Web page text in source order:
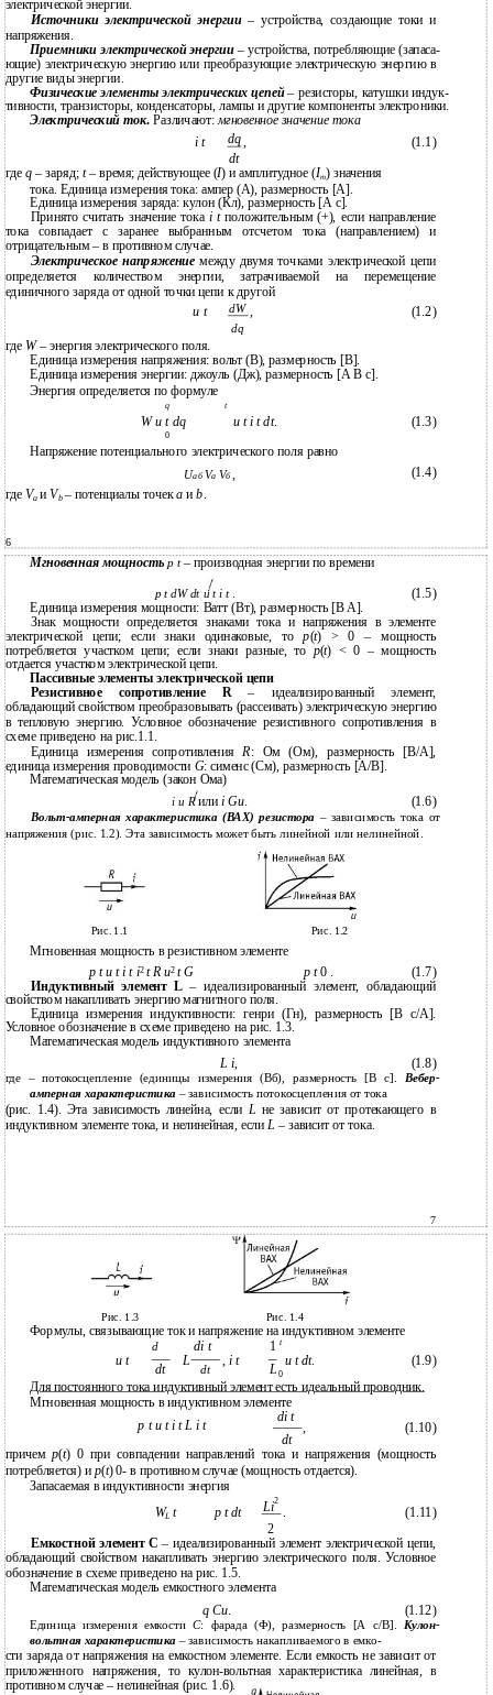
электрической энергии.
Источники электрической энергии– устройства, создающие токи и
напряжения.
Приемники электрической энергии – устройства, потребляющие (запаса-
ющие) электрическую энергию или преобразующие электрическую энергию в
другие виды энергии.
Физические элементы электрических цепей– резисторы, катушки индук-
тивности, транзисторы, конденсаторы, лампы и другие компоненты электроники.
Электрический ток.Различают:мгновенное значение тока
i t
dq,
(1.1)
dt
где q– заряд; t– время; действующее (I) и амплитудное (Im) значения
тока. Единица измерения тока: ампер (А), размерность [А].
Единица измерения заряда: кулон (Кл), размерность [А с].
Принято считать значение тока i tположительным (+), если направление
тока совпадает с заранее выбранным отсчетом тока (направлением) и
отрицательным – в противном случае.
Электрическое напряжениемежду двумя точками электрической цепи
определяется количеством энергии, затрачиваемой на перемещение
единичного заряда от одной точки цепи к другой
u t dW , (1.2)
dq
где W– энергия электрического поля.
Единица измерения напряжения: вольт (В), размерность [В].
Единица измерения энергии: джоуль (Дж), размерность [А B c].
Энергия определяется по формуле
q t
W u t dq u t i t dt. (1.3)
0
Напряжение потенциального электрического поля равно
Uaб Va Vб,
(1.4)
где VaиVb – потенциалы точекaиb.
6
Мгновенная мощностьp t– производная энергии по времени
p t dW dt u t i t . (1.5)
Единица измерения мощности: Ватт (Вт), размерность [B A].
Знак мощности определяется знаками тока и напряжения в элементе
электрической цепи; если знаки одинаковые, тоp(t) > 0 – мощность
потребляется участком цепи; если знаки разные, то p(t) < 0 – мощность
отдается участком электрической цепи.
Пассивные элементы электрической цепи
Резистивное сопротивление R– идеализированный элемент,
обладающий свойством преобразовывать (рассеивать) электрическую энергию
в тепловую энергию. Условное обозначение резистивного сопротивления в
схеме приведено на рис.1.1.
Единица измерения сопротивления R: Ом (Ом), размерность [B/A],
единица измерения проводимости G: сименс (Cм), размерность [A/B].
Математическая модель (закон Ома)
i u Rилиi Gu. (1.6)
Вольт-амперная характеристика (ВАХ) резистора – зависимость тока от
напряжения (рис. 1.2). Эта зависимость может быть линейной или нелинейной.
Рис. 1.1 Рис. 1.2
Мгновенная мощность в резистивном элементе
p t0 .
p t u t i t i2 t R u2t G (1.7)
Индуктивный элемент L– идеализированный элемент, обладающий
свойством накапливать энергию магнитного поля.
Единица измерения индуктивности: генри (Гн), размерность [B c/A].
Условное обозначение в схеме приведено на рис. 1.3.
Математическая модель индуктивного элемента
L i, (1.8)
где – потокосцепление (единицы измерения (Вб), размерность [В с]. Вебер-
ампернаяхарактеристика – зависимость потокосцепления от тока
(рис. 1.4). Эта зависимость линейна, если L не зависит от протекающего в
индуктивном элементе тока, и нелинейная, еслиL – зависит от тока.
7
Рис. 1.3 Рис. 1.4
Формулы, связывающие ток и напряжение на индуктивном элементе
d di t 1t
u t L , i t u t dt. (1.9)
dt dt L 0
Для постоянного тока индуктивный элемент есть идеальный проводник.
Мгновенная мощность в индуктивном элементе
p t u t i t L i t
di t
,
(1.10)
dt
причемp(t) 0 при совпадении направлений тока и напряжения (мощность
потребляется) и p(t) 0- в противном случае (мощность отдается).
Запасаемая в индуктивности энергия
Li2
WL t p t dt . (1.11)
2
Емкостной элемент С– идеализированный элемент электрической цепи,
обладающий свойством накапливать энергию электрического поля. Условное
обозначение в схеме приведено на рис. 1.5.
Математическая модель емкостного элемента
q Cu. (1.12)
Единица измерения емкостиC: фарада (Ф), размерность [А c/В]. Кулон-
вольтнаяхарактеристика – зависимость накапливаемого в емко-
сти заряда от напряжения на емкостном элементе. Если емкость не зависит от
приложенного напряжения, то кулон-вольтная характеристика линейная, в
противном случае – нелинейная (рис. 1.6).